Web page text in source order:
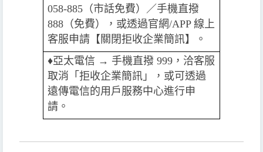
058-885（市話免費）／手機直撥
888（免費），或透過官網/APP 線上
客服申請【關閉拒收企業簡訊】。
♦️️亞太電信 → 手機直撥 999，洽客服
取消「拒收企業簡訊」，或可透過
遠傳電信的用戶服務中心進行申
請。